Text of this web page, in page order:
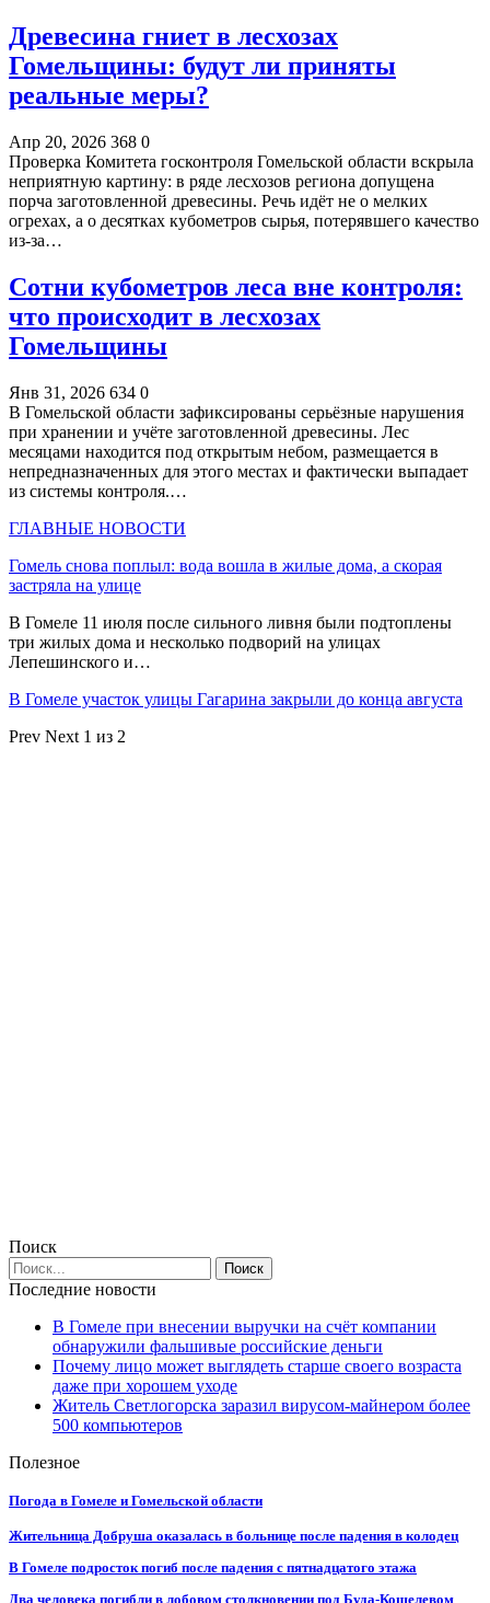
Древесина гниет в лесхозах
Гомельщины: будут ли приняты
реальные меры?
Апр 20, 2026 368 0
Проверка Комитета госконтроля Гомельской области вскрыла
неприятную картину: в ряде лесхозов региона допущена
порча заготовленной древесины. Речь идёт не о мелких
огрехах, а о десятках кубометров сырья, потерявшего качество
из-за…
Сотни кубометров леса вне контроля:
что происходит в лесхозах
Гомельщины
Янв 31, 2026 634 0
В Гомельской области зафиксированы серьёзные нарушения
при хранении и учёте заготовленной древесины. Лес
месяцами находится под открытым небом, размещается в
непредназначенных для этого местах и фактически выпадает
из системы контроля.…
ГЛАВНЫЕ НОВОСТИ
Гомель снова поплыл: вода вошла в жилые дома, а скорая
застряла на улице
В Гомеле 11 июля после сильного ливня были подтоплены
три жилых дома и несколько подворий на улицах
Лепешинского и…
В Гомеле участок улицы Гагарина закрыли до конца августа
Prev Next 1 из 2
Поиск
Последние новости
В Гомеле при внесении выручки на счёт компании
обнаружили фальшивые российские деньги
Почему лицо может выглядеть старше своего возраста
даже при хорошем уходе
Житель Светлогорска заразил вирусом-майнером более
500 компьютеров
Полезное
Погода в Гомеле и Гомельской области
Жительница Добруша оказалась в больнице после падения в колодец
В Гомеле подросток погиб после падения с пятнадцатого этажа
Два человека погибли в лобовом столкновении под Буда-Кошелевом